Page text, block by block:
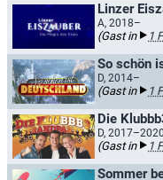
Linzer
A, 2018–
(Gast in 1
So schön
D, 2014–
(Gast in 1
D, 2017–2020
(Gast in 1